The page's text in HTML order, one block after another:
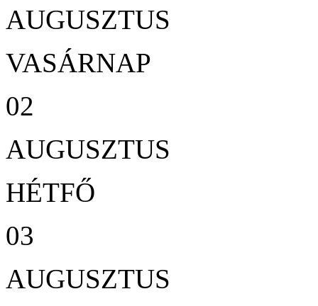
AUGUSZTUS
VASÁRNAP
02
AUGUSZTUS
HÉTFŐ
03
AUGUSZTUS